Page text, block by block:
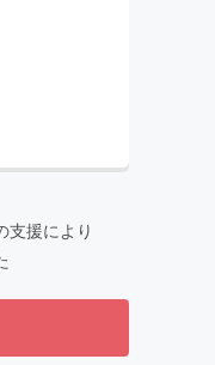
支援により